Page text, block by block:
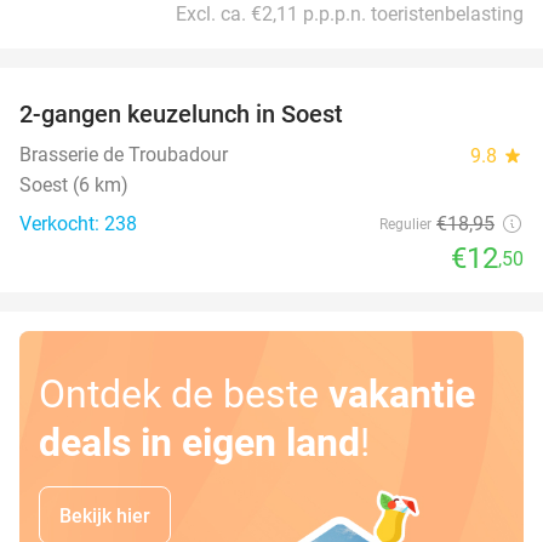
Excl. ca. €2,11 p.p.p.n. toeristenbelasting
2-gangen keuzelunch in Soest
Brasserie de Troubadour 9.8 star
Soest (6 km)
Verkocht: 238
Regulier €18,95
€12,50
Ontdek de beste vakantie
deals in eigen land!
Bekijk hier